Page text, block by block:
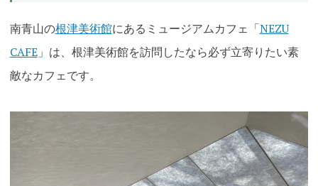
南青山の根津美術館にあるミュージアムカフェ「NEZU
CAFE」は、根津美術館を訪問したなら必ず立寄りたい素
敵なカフェです。